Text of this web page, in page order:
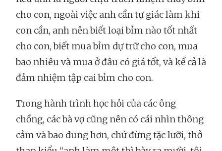
cho con, ngoài việc anh cần tự giác làm khi
con cần, anh nên biết loại bỉm nào tốt nhất
cho con, biết mua bỉm dự trữ cho con, mua
bao nhiêu và mua ở đâu có giá tốt, và kể cả là
đảm nhiệm tập cai bỉm cho con.
Trong hành trình học hỏi của các ông
chồng, các bà vợ cũng nên có cái nhìn thông
cảm và bao dung hơn, chứ đừng tặc lưỡi, thở